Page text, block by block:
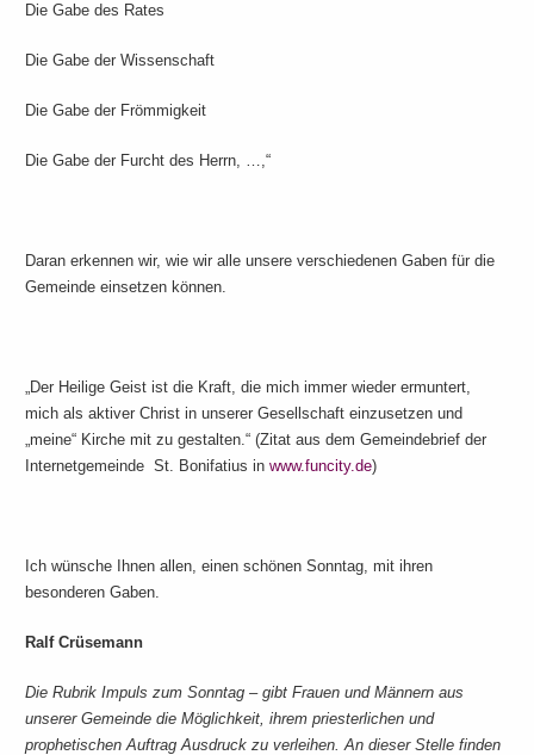
Die Gabe des Rates
Die Gabe der Wissenschaft
Die Gabe der Frömmigkeit
Die Gabe der Furcht des Herrn, …,“
Daran erkennen wir, wie wir alle unsere verschiedenen Gaben für die
Gemeinde einsetzen können.
„Der Heilige Geist ist die Kraft, die mich immer wieder ermuntert,
mich als aktiver Christ in unserer Gesellschaft einzusetzen und
„meine“ Kirche mit zu gestalten.“ (Zitat aus dem Gemeindebrief der
Internetgemeinde St. Bonifatius inwww.funcity.de)
Ich wünsche Ihnen allen, einen schönen Sonntag, mit ihren
besonderen Gaben.
Ralf Crüsemann
Die Rubrik Impuls zum Sonntag – gibt Frauen und Männern aus
unserer Gemeinde die Möglichkeit, ihrem priesterlichen und
prophetischen Auftrag Ausdruck zu verleihen. An dieser Stelle finden